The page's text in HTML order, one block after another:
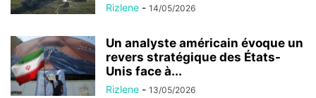
Rizlene - 14/05/2026
Un analyste américain évoque un
revers stratégique des États-
Unis face à...
Rizlene - 13/05/2026